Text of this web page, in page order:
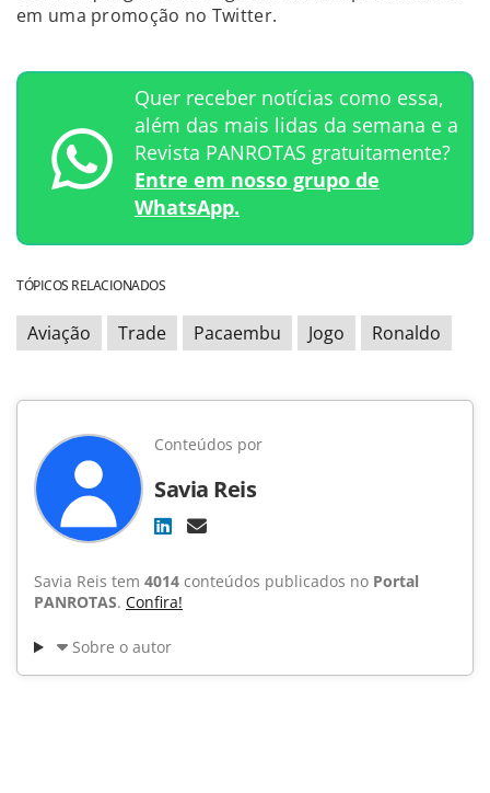
em uma promoção no Twitter.
Quer receber notícias como essa,
além das mais lidas da semana e a
Revista PANROTAS gratuitamente?
Entre em nosso grupo de
WhatsApp.
TÓPICOS RELACIONADOS
Aviação Trade Pacaembu Jogo Ronaldo
Conteúdos por
Savia Reis
Savia Reis tem 4014 conteúdos publicados no Portal
PANROTAS. Confira!
Sobre o autor